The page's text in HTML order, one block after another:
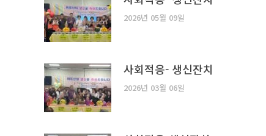
2026년 05월 09일
사회적응- 생신잔치
2026년 03월 06일